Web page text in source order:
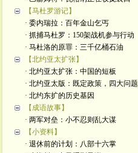
【马杜罗游记】
· 委内瑞拉：百年金山乞丐
· 抓捕马杜罗：150架战机参与行动
· 马杜洛的原罪：三千亿桶石油
【北约亚太扩张】
· 北约亚太扩张：中国的短板
· 北约亚太版：既定政策，四大问题
· 北约东扩的历史基因
【成语故事】
· 两军对垒：小不忍则乱大谋
【小资料】
· 退休前的计划：八部十六掌